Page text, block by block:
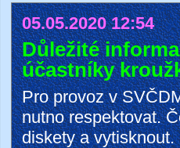
05.05.2020 12:54
Důležité
účastníky
Pro provoz v
nutno respektovat.
diskety a vytisknout.